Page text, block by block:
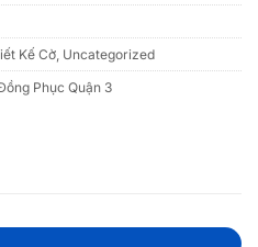
Kế Cờ, Uncategorized
Phục Quận 3